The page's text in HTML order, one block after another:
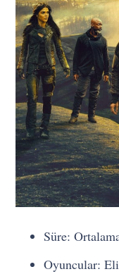
Süre:
Oyuncular: